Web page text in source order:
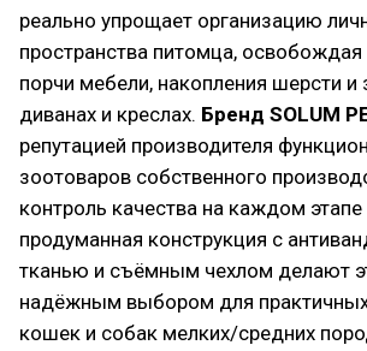
реально упрощает организацию
пространства питомца, освобождая
порчи мебели, накопления шерсти и
диванах и креслах. Бренд SOLUM
репутацией производителя
зоотоваров собственного
контроль качества на каждом этапе
продуманная конструкция с
тканью и съёмным чехлом делают
надёжным выбором для
кошек и собак мелких/средних